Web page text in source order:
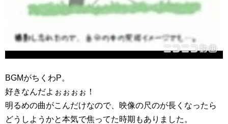
BGMがちくわP。
好きなんだよぉぉぉぉ！
明るめの曲がこんだけなので、映像の尺のが長くなったら
どうしようかと本気で焦ってた時期もありました。